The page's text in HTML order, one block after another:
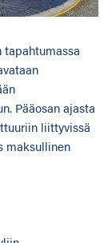
tapahtumassa
Pääosan ajasta
liittyvissä
maksullinen